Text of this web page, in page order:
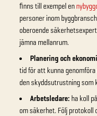
finns till exempel en
personer inom
oberoende
jämna mellanrum.
Planering och
tid för att kunna
den skyddsutrustning som
Arbetsledare: ha koll
om säkerhet. Följ protokoll